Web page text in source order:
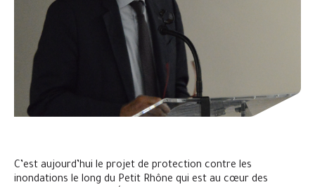
C’est aujourd’hui le projet de protection contre les
inondations le long du Petit Rhône qui est au cœur des